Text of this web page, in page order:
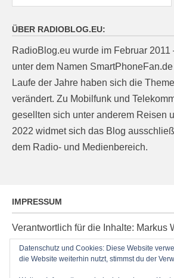
ÜBER RADIOBLOG.EU:
RadioBlog.eu wurde im Februar 2011
unter dem Namen
Laufe der Jahre haben sich die
verändert. Zu Mobilfunk und
gesellten sich unter anderem Reisen
2022 widmet sich das Blog
dem Radio- und Medienbereich.
IMPRESSUM
Verantwortlich für die Inhalte: Markus
Ziegelacker 20, D-63599
post@radioblog.eu
Technik und Administration: Thomas
Datenschutz und Cookies: Diese Website
die Website weiterhin nutzt, stimmst du der